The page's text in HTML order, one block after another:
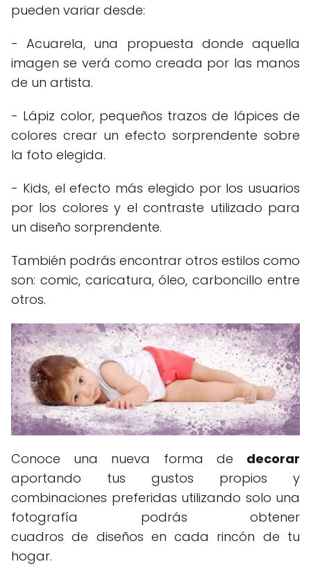
pueden variar desde:
- Acuarela, una propuesta donde aquella
imagen se verá como creada por las manos
de un artista.
- Lápiz color, pequeños trazos de lápices de
colores crear un efecto sorprendente sobre
la foto elegida.
- Kids, el efecto más elegido por los usuarios
por los colores y el contraste utilizado para
un diseño sorprendente.
También podrás encontrar otros estilos como
son: comic, caricatura, óleo, carboncillo entre
otros.
Conoce una nueva forma de decorar
aportando tus gustos propios y
combinaciones preferidas utilizando solo una
fotografía podrás obtener
cuadros de diseños en cada rincón de tu
hogar.